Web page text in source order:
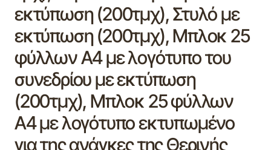
εκτύπωση (200τμχ), Στυλό με
εκτύπωση (200τμχ), Μπλοκ 25
φύλλων Α4 με λογότυπο του
συνεδρίου με εκτύπωση
(200τμχ), Μπλοκ 25 φύλλων
Α4 με λογότυπο εκτυπωμένο
για της ανάγκες της Θερινής